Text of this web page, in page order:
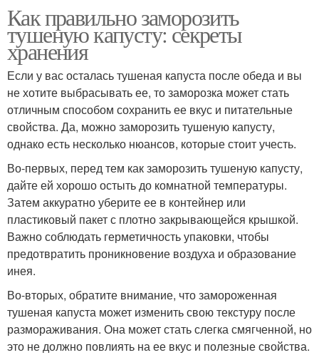
Как правильно заморозить
тушеную капусту: секреты
хранения
Если у вас осталась тушеная капуста после обеда и вы
не хотите выбрасывать ее, то заморозка может стать
отличным способом сохранить ее вкус и питательные
свойства. Да, можно заморозить тушеную капусту,
однако есть несколько нюансов, которые стоит учесть.
Во-первых, перед тем как заморозить тушеную капусту,
дайте ей хорошо остыть до комнатной температуры.
Затем аккуратно уберите ее в контейнер или
пластиковый пакет с плотно закрывающейся крышкой.
Важно соблюдать герметичность упаковки, чтобы
предотвратить проникновение воздуха и образование
инея.
Во-вторых, обратите внимание, что замороженная
тушеная капуста может изменить свою текстуру после
размораживания. Она может стать слегка смягченной, но
это не должно повлиять на ее вкус и полезные свойства.